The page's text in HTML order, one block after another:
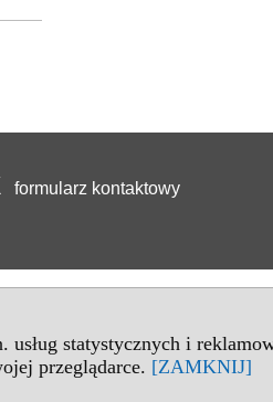
statystycznych i
przeglądarce. [ZAMKNIJ]
formularz kontaktowy